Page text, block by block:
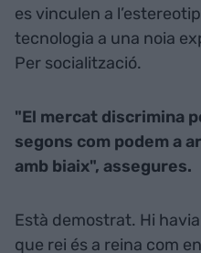
es vinculen a
tecnologia a una noia
Per socialització.
"El mercat discrimina
segons com podem a
amb biaix", assegures.
Està demostrat. Hi
que rei és a reina com